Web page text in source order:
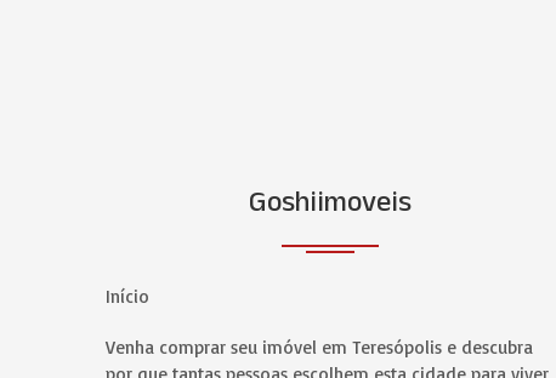
Goshiimoveis
Início
Venha comprar seu imóvel em Teresópolis e descubra